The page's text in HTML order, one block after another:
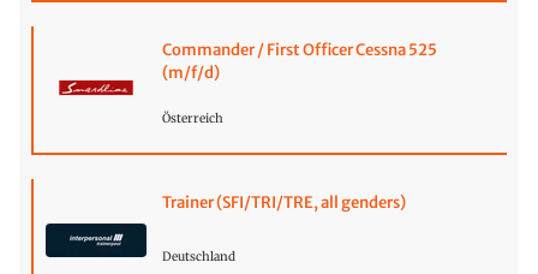
Commander / First Officer Cessna 525
(m/f/d)
Österreich
Trainer (SFI/TRI/TRE, all genders)
Deutschland